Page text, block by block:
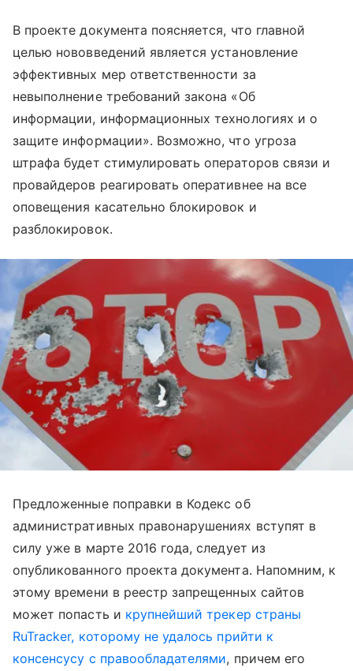
В проекте документа поясняется, что главной
целью нововведений является установление
эффективных мер ответственности за
невыполнение требований закона «Об
информации, информационных технологиях и о
защите информации». Возможно, что угроза
штрафа будет стимулировать операторов связи и
провайдеров реагировать оперативнее на все
оповещения касательно блокировок и
разблокировок.
Предложенные поправки в Кодекс об
административных правонарушениях вступят в
силу уже в марте 2016 года, следует из
опубликованного проекта документа. Напомним, к
этому времени в реестр запрещенных сайтов
может попасть и крупнейший трекер страны
RuTracker, которому не удалось прийти к
консенсусу с правообладателями, причем его